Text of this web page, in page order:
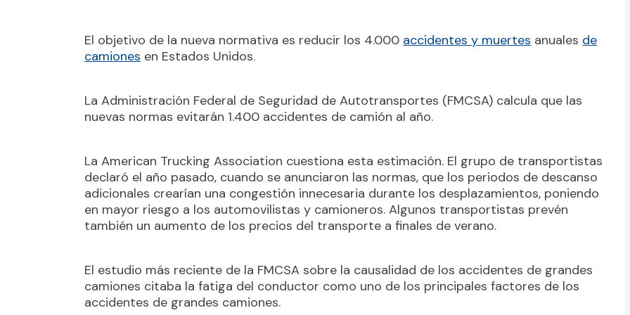
El objetivo de la nueva normativa es reducir los 4.000 accidentes y muertes anuales de
camiones en Estados Unidos.
La Administración Federal de Seguridad de Autotransportes (FMCSA) calcula que las
nuevas normas evitarán 1.400 accidentes de camión al año.
La American Trucking Association cuestiona esta estimación. El grupo de transportistas
declaró el año pasado, cuando se anunciaron las normas, que los periodos de descanso
adicionales crearían una congestión innecesaria durante los desplazamientos, poniendo
en mayor riesgo a los automovilistas y camioneros. Algunos transportistas prevén
también un aumento de los precios del transporte a finales de verano.
El estudio más reciente de la FMCSA sobre la causalidad de los accidentes de grandes
camiones citaba la fatiga del conductor como uno de los principales factores de los
accidentes de grandes camiones.